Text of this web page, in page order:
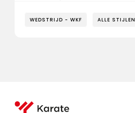
WEDSTRIJD - WKF ALLE STIJLEN